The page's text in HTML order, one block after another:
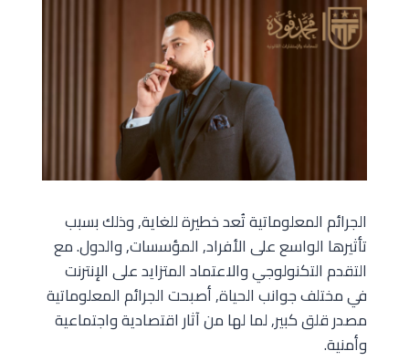
الجرائم المعلوماتية تُعد خطيرة للغاية, وذلك بسبب
تأثيرها الواسع على الأفراد, المؤسسات, والدول. مع
التقدم التكنولوجي والاعتماد المتزايد على الإنترنت
في مختلف جوانب الحياة, أصبحت الجرائم المعلوماتية
مصدر قلق كبير, لما لها من آثار اقتصادية واجتماعية
وأمنية.